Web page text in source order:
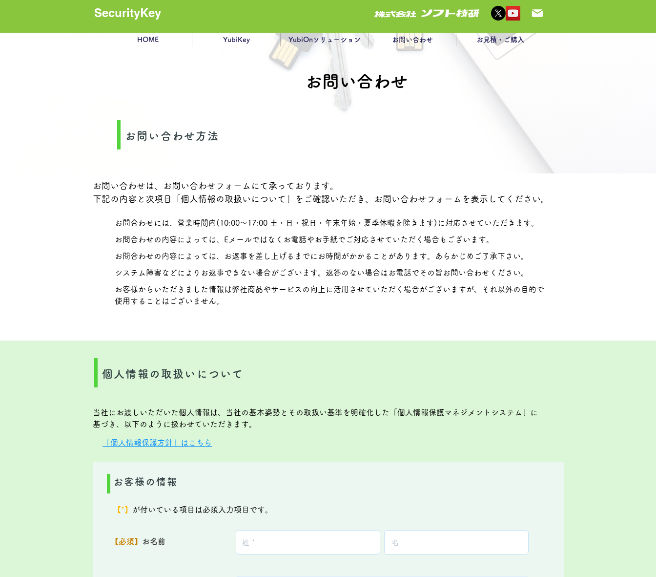
SecurityKey
HOME YubiKey YubiOnソリューション お問い合わせ お見積・ご購入
お問い合わせ
お問い合わせ方法
お問い合わせは、お問い合わせフォームにて承っております。
下記の内容と次項目「個人情報の取扱いについて」をご確認いただき、お問い合わせフォームを表示してください。
お問合わせには、営業時間内(10:00～17:00 土・日・祝日・年末年始・夏季休暇を除きます)に対応させていただきます。
お問合わせの内容によっては、Eメールではなくお電話やお手紙でご対応させていただく場合もございます。
お問合わせの内容によっては、お返事を差し上げるまでにお時間がかかることがあります。あらかじめご了承下さい。
システム障害などによりお返事できない場合がございます。返答のない場合はお電話でその旨お問い合わせください。
お客様からいただきました情報は弊社商品やサービスの向上に活用させていただく場合がございますが、それ以外の目的で
使用することはございません。
個人情報の取扱いについて
当社にお渡しいただいた個人情報は、当社の基本姿勢とその取扱い基準を明確化した「個人情報保護マネジメントシステム」に
基づき、以下のように扱わせていただきます。
「個人情報保護方針」はこちら
お客様の情報
【*】 が付いている項目は必須入力項目です。
【必須】 お名前